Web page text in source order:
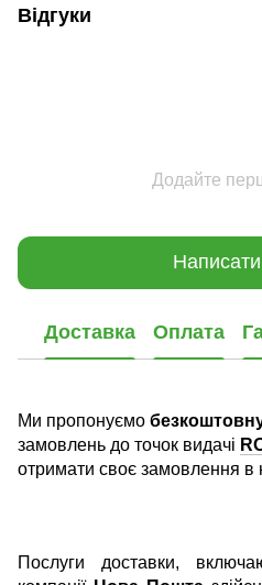
Відгуки
Додайте
Написати
Доставка Оплата
Ми пропонуємо
замовлень до точок видачі
отримати своє замовлення в
Послуги доставки,